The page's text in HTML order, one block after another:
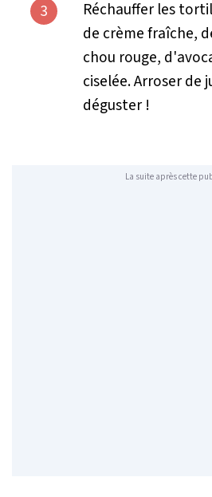
3
Réchauffer les
de crème fraîche,
chou rouge,
ciselée. Arroser de
déguster !
La suite après cette